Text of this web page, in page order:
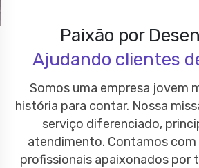
Paixão por
Ajudando clientes
Somos uma empresa jovem
história para contar. Nossa
serviço diferenciado,
atendimento. Contamos com
profissionais apaixonados por